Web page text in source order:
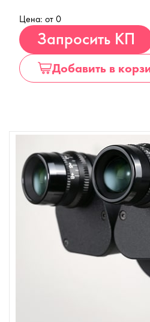
Цена: от 0
Запросить КП
Добавить в